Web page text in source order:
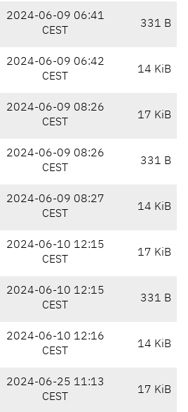
2024-06-09 06:41
CEST
331 B
2024-06-09 06:42
CEST
14 KiB
2024-06-09 08:26
CEST
17 KiB
2024-06-09 08:26
CEST
331 B
2024-06-09 08:27
CEST
14 KiB
2024-06-10 12:15
CEST
17 KiB
2024-06-10 12:15
CEST
331 B
2024-06-10 12:16
CEST
14 KiB
2024-06-25 11:13
CEST
17 KiB